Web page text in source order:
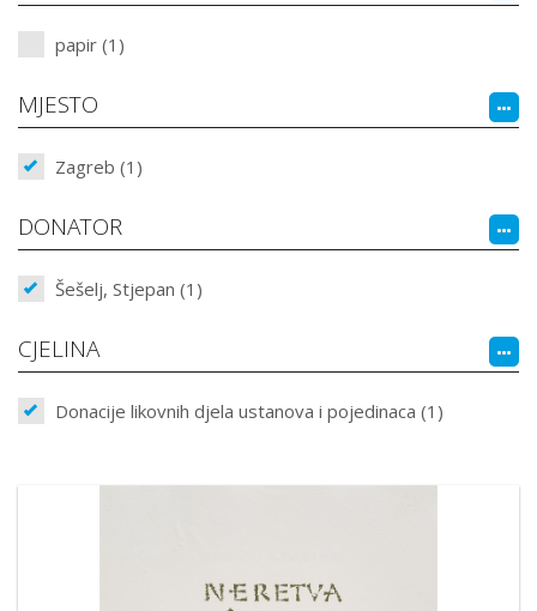
papir (1)
MJESTO
Zagreb (1)
DONATOR
Šešelj, Stjepan (1)
CJELINA
Donacije likovnih djela ustanova i pojedinaca (1)